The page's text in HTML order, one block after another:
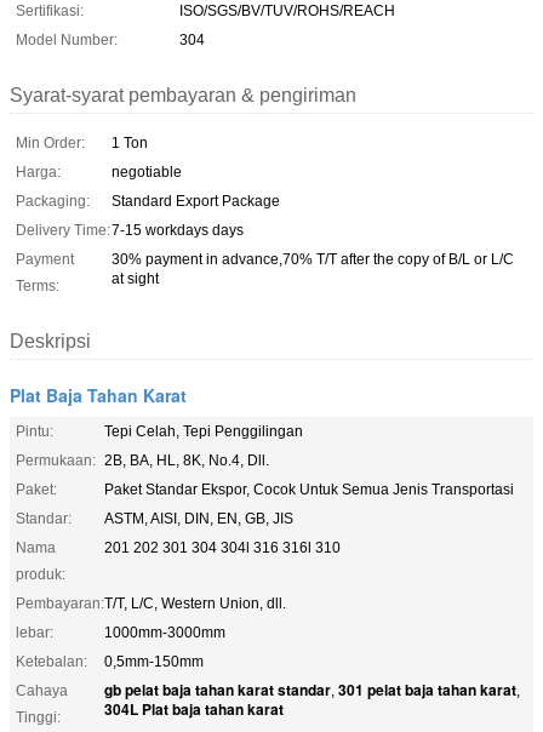
Sertifikasi:
ISO/SGS/BV/TUV/ROHS/REACH
Model Number:
304
Syarat-syarat pembayaran & pengiriman
Min Order:
1 Ton
Harga:
negotiable
Packaging:
Standard Export Package
Delivery Time:7-15 workdays days
Payment
Terms:
30% payment in advance,70% T/T after the copy of B/L or L/C
at sight
Deskripsi
Plat Baja Tahan Karat
Pintu:
Tepi Celah, Tepi Penggilingan
Permukaan: 2B, BA, HL, 8K, No.4, Dll.
Paket:
Paket Standar Ekspor, Cocok Untuk Semua Jenis Transportasi
Standar:
ASTM, AISI, DIN, EN, GB, JIS
Nama
produk:
201 202 301 304 304l 316 316l 310
Pembayaran:T/T, L/C, Western Union, dll.
lebar:
1000mm-3000mm
Ketebalan:
0,5mm-150mm
Cahaya
Tinggi:
gb pelat baja tahan karat standar, 301 pelat baja tahan karat,
304L Plat baja tahan karat